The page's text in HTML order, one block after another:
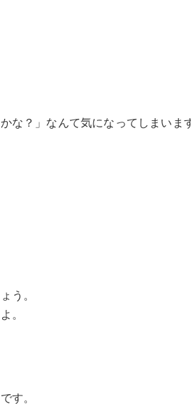
な？」なんて気になってしまいま
う。
。
す。